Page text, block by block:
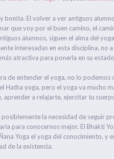
bonita. El volver a ver antiguos
que voy por el buen camino, el
alumnos, siguen el alma del
interesadas en esta disciplina, no
atractiva para ponerla en su
de entender el yoga, no lo podemos
Hatha yoga, pero el yoga va mucho
aprender a relajarte, ejercitar tu
la necesidad de seguir
para conocernos mejor. El Bhakti
Yoga el yoga del conocimiento, y
de la existencia.